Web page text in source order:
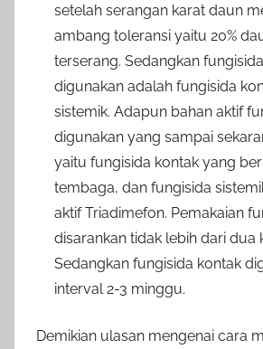
setelah serangan karat daun
ambang toleransi yaitu 20%
terserang. Sedangkan
digunakan adalah fungisida
sistemik. Adapun bahan aktif
digunakan yang sampai
yaitu fungisida kontak yang
tembaga, dan fungisida
aktif Triadimefon. Pemakaian
disarankan tidak lebih dari dua
Sedangkan fungisida kontak
interval 2-3 minggu.
Demikian ulasan mengenai cara